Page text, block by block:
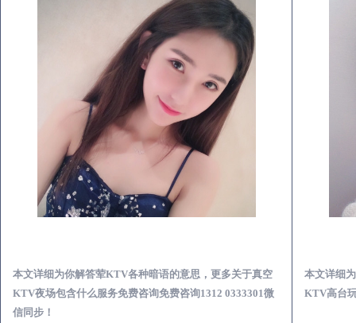
本文详细为你解答荤KTV各种暗语的意思，更多关于真空
KTV夜场包含什么服务免费咨询免费咨询1312 0333301微
信同步！
本文详细
KTV高台